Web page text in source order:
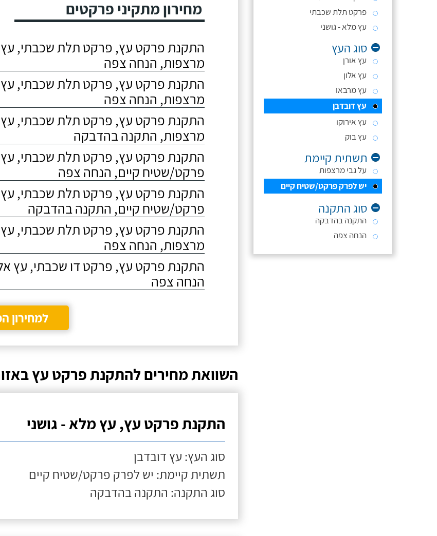
פרקט תלת שכבתי
עץ מלא - גושני
סוג העץ
עץ אורן
עץ אלון
עץ מרבאו
עץ דובדבן
עץ אירוקו
עץ בוק
תשתית קיימת
על גבי מרצפות
יש לפרק פרקט/שטיח קיים
סוג התקנה
התקנה בהדבקה
הנחה צפה
מחירון מתקיני פרקטים
התקנת פרקט עץ, פרקט תלת שכבתי, עץ
מרצפות, הנחה צפה
התקנת פרקט עץ, פרקט תלת שכבתי, עץ
מרצפות, הנחה צפה
התקנת פרקט עץ, פרקט תלת שכבתי, עץ
מרצפות, התקנה בהדבקה
התקנת פרקט עץ, פרקט תלת שכבתי, עץ
פרקט/שטיח קיים, הנחה צפה
התקנת פרקט עץ, פרקט תלת שכבתי, עץ
פרקט/שטיח קיים, התקנה בהדבקה
התקנת פרקט עץ, פרקט תלת שכבתי, עץ
מרצפות, הנחה צפה
התקנת פרקט עץ, פרקט דו שכבתי, עץ
הנחה צפה
למחירון
השוואת מחירים להתקנת פרקט עץ
התקנת פרקט עץ, עץ מלא - גושני
סוג העץ: עץ דובדבן
תשתית קיימת: יש לפרק פרקט/שטיח קיים
סוג התקנה: התקנה בהדבקה